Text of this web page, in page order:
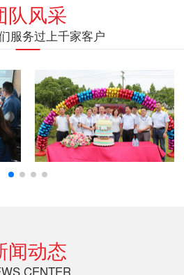
队风采
服务过上千家客户
闻动态
CENTER